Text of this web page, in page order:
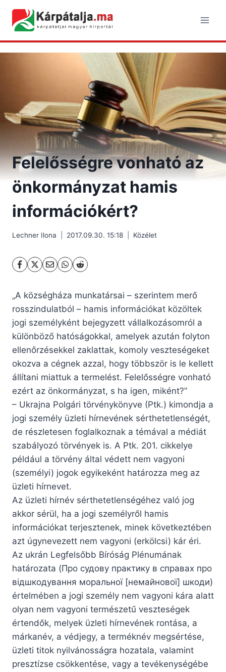
content
Felelősségre vonható az
önkormányzat hamis
információkért?
Lechner Ilona 2017.09.30. 15:18 Közélet
„A községháza munkatársai – szerintem merő
rosszindulatból – hamis információkat közöltek
jogi személyként bejegyzett vállalkozásomról a
különböző hatóságokkal, amelyek azután folyton
ellenőrzésekkel zaklattak, komoly veszteségeket
okozva a cégnek azzal, hogy többször is le kellett
állítani miattuk a termelést. Felelősségre vonható
ezért az önkormányzat, s ha igen, miként?”
– Ukrajna Polgári törvénykönyve (Ptk.) kimondja a
jogi személy üzleti hírnevének sérthetetlenségét,
de részletesen foglalkoznak a témával a médiát
szabályozó törvények is. A Ptk. 201. cikkelye
például a törvény által védett nem vagyoni
(személyi) jogok egyikeként határozza meg az
üzleti hírnevet.
Az üzleti hírnév sérthetetlenségéhez való jog
akkor sérül, ha a jogi személyről hamis
információkat terjesztenek, minek következtében
azt úgynevezett nem vagyoni (erkölcsi) kár éri.
Az ukrán Legfelsőbb Bíróság Plénumának
határozata (Про судову практику в справах про
відшкодування моральної [немайнової] шкоди)
értelmében a jogi személy nem vagyoni kára alatt
olyan nem vagyoni természetű veszteségek
értendők, melyek üzleti hírnevének rontása, a
márkanév, a védjegy, a terméknév megsértése,
üzleti titok nyilvánosságra hozatala, valamint
presztízse csökkentése, vagy a tevékenységébe